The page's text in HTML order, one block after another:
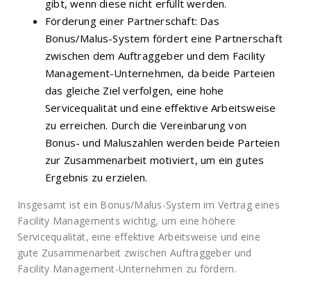
gibt, wenn diese nicht erfüllt werden.
Förderung einer Partnerschaft: Das
Bonus/Malus-System fördert eine Partnerschaft
zwischen dem Auftraggeber und dem Facility
Management-Unternehmen, da beide Parteien
das gleiche Ziel verfolgen, eine hohe
Servicequalität und eine effektive Arbeitsweise
zu erreichen. Durch die Vereinbarung von
Bonus- und Maluszahlen werden beide Parteien
zur Zusammenarbeit motiviert, um ein gutes
Ergebnis zu erzielen.
Insgesamt ist ein Bonus/Malus-System im Vertrag eines
Facility Managements wichtig, um eine höhere
Servicequalität, eine effektive Arbeitsweise und eine
gute Zusammenarbeit zwischen Auftraggeber und
Facility Management-Unternehmen zu fördern.